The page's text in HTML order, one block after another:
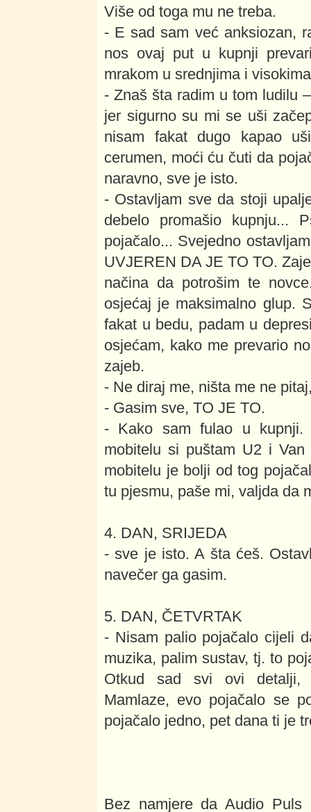
Više od toga mu ne treba.
- E sad sam već anksiozan,
nos ovaj put u kupnji
mrakom u srednjima i
- Znaš šta radim u tom ludilu
jer sigurno su mi se uši
nisam fakat dugo kapao
cerumen, moći ću čuti da
naravno, sve je isto.
- Ostavljam sve da stoji
debelo promašio
pojačalo... Svejedno
UVJEREN DA JE TO TO.
načina da potrošim te
osjećaj je maksimalno glup.
fakat u bedu, padam u
osjećam, kako me prevario
zajeb.
- Ne diraj me, ništa me ne
- Gasim sve, TO JE TO.
- Kako sam fulao u kupnji.
mobitelu si puštam U2 i
mobitelu je bolji od tog
tu pjesmu, paše mi, valjda da
4. DAN, SRIJEDA
- sve je isto. A šta ćeš.
navečer ga gasim.
5. DAN, ČETVRTAK
- Nisam palio pojačalo cijeli
muzika, palim sustav, tj. to
Otkud sad svi ovi detalji,
Mamlaze, evo pojačalo se
pojačalo jedno, pet dana ti je
Bez namjere da Audio Puls